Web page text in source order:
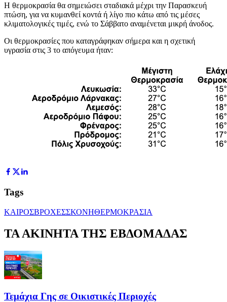
Η θερμοκρασία θα σημειώσει σταδιακά μέχρι την Παρασκευή
πτώση, για να κυμανθεί κοντά ή λίγο πιο κάτω από τις μέσες
κλιματολογικές τιμές, ενώ το Σάββατο αναμένεται μικρή άνοδος.
Οι θερμοκρασίες που καταγράφηκαν σήμερα και η σχετική
υγρασία στις 3 το απόγευμα ήταν:
Tags
ΚΑΙΡΟΣΒΡΟΧΕΣΣΚΟΝΗΘΕΡΜΟΚΡΑΣΙΑ
ΤΑ ΑΚΙΝΗΤΑ ΤΗΣ ΕΒΔΟΜΑΔΑΣ
Τεμάχια Γης σε Οικιστικές Περιοχές